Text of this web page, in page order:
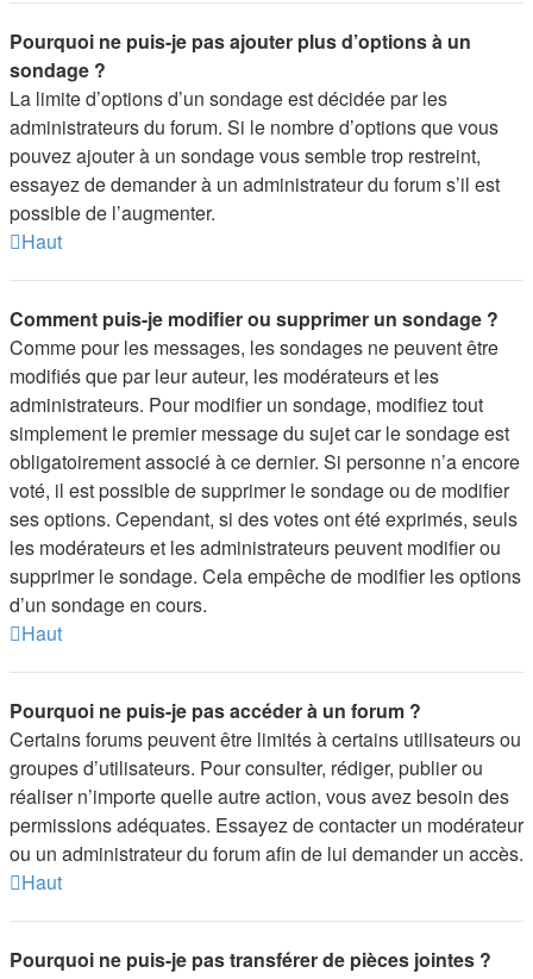
Pourquoi ne puis-je pas ajouter plus d’options à un
sondage ?
La limite d’options d’un sondage est décidée par les
administrateurs du forum. Si le nombre d’options que vous
pouvez ajouter à un sondage vous semble trop restreint,
essayez de demander à un administrateur du forum s’il est
possible de l’augmenter.
Haut
Comment puis-je modifier ou supprimer un sondage ?
Comme pour les messages, les sondages ne peuvent être
modifiés que par leur auteur, les modérateurs et les
administrateurs. Pour modifier un sondage, modifiez tout
simplement le premier message du sujet car le sondage est
obligatoirement associé à ce dernier. Si personne n’a encore
voté, il est possible de supprimer le sondage ou de modifier
ses options. Cependant, si des votes ont été exprimés, seuls
les modérateurs et les administrateurs peuvent modifier ou
supprimer le sondage. Cela empêche de modifier les options
d’un sondage en cours.
Haut
Pourquoi ne puis-je pas accéder à un forum ?
Certains forums peuvent être limités à certains utilisateurs ou
groupes d’utilisateurs. Pour consulter, rédiger, publier ou
réaliser n’importe quelle autre action, vous avez besoin des
permissions adéquates. Essayez de contacter un modérateur
ou un administrateur du forum afin de lui demander un accès.
Haut
Pourquoi ne puis-je pas transférer de pièces jointes ?